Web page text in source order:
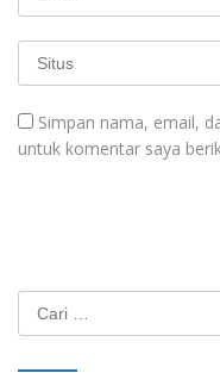
Simpan nama, email,
untuk komentar saya
Cari
untuk: